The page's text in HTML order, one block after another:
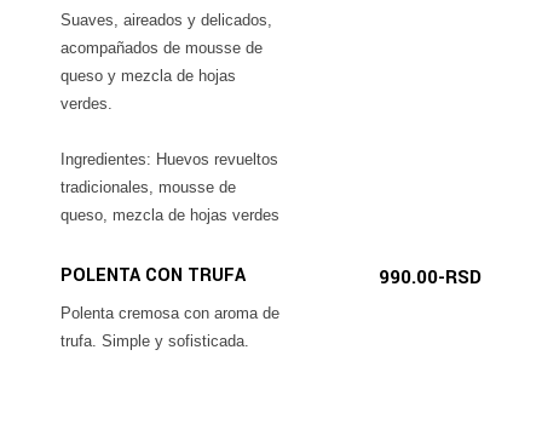
Suaves, aireados y delicados,
acompañados de mousse de
queso y mezcla de hojas
verdes.
Ingredientes: Huevos revueltos
tradicionales, mousse de
queso, mezcla de hojas verdes
POLENTA CON TRUFA 990.00-RSD
Polenta cremosa con aroma de
trufa. Simple y sofisticada.